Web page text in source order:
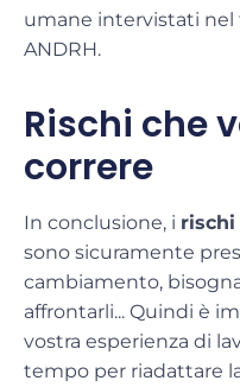
umane intervistati nel
ANDRH.
Rischi che
correre
In conclusione, i rischi
sono sicuramente
cambiamento,
affrontarli... Quindi è
vostra esperienza di
tempo per riadattare